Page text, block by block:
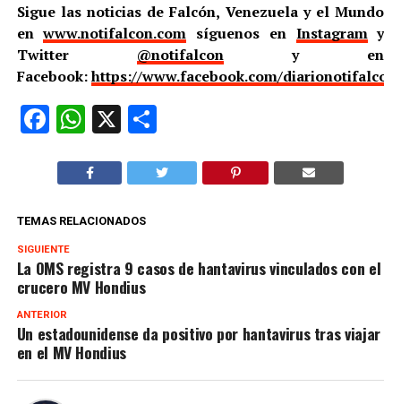
Sigue las noticias de Falcón, Venezuela y el Mundo
enwww.notifalcon.com síguenos en Instagramy
Twitter @notifalcony en
Facebook:https://www.facebook.com/
Facebook
WhatsApp
X Compartir
TEMAS RELACIONADOS
SIGUIENTE
La OMS registra 9 casos de hantavirus vinculados con el
crucero MV Hondius
ANTERIOR
Un estadounidense da positivo por hantavirus tras viajar
en el MV Hondius